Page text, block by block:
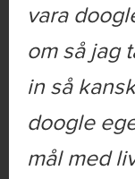
vara
om så jag
in så
doogle
mål med